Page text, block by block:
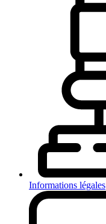
Informations légales